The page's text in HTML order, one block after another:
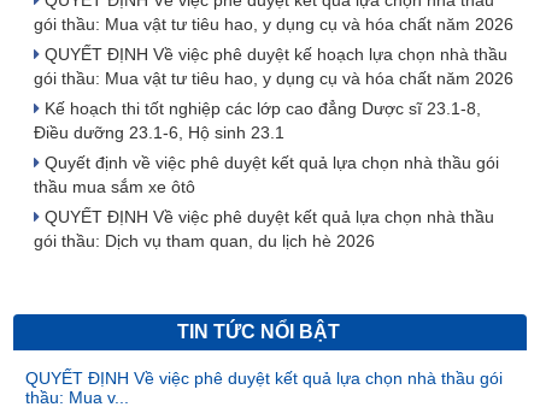
gói thầu: Mua vật tư tiêu hao, y dụng cụ và hóa chất năm 2026
QUYẾT ĐỊNH Về việc phê duyệt kế hoạch lựa chọn nhà thầu
gói thầu: Mua vật tư tiêu hao, y dụng cụ và hóa chất năm 2026
Kế hoạch thi tốt nghiệp các lớp cao đẳng Dược sĩ 23.1-8,
Điều dưỡng 23.1-6, Hộ sinh 23.1
Quyết định về việc phê duyệt kết quả lựa chọn nhà thầu gói
thầu mua sắm xe ôtô
QUYẾT ĐỊNH Về việc phê duyệt kết quả lựa chọn nhà thầu
gói thầu: Dịch vụ tham quan, du lịch hè 2026
TIN TỨC NỔI BẬT
QUYẾT ĐỊNH Về việc phê duyệt kết quả lựa chọn nhà thầu gói
thầu: Mua v...